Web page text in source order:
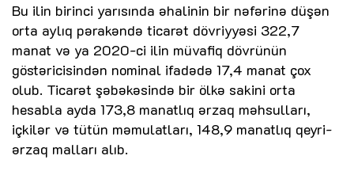
Bu ilin birinci yarısında əhalinin bir nəfərinə düşən
orta aylıq pərakəndə ticarət dövriyyəsi 322,7
manat və ya 2020-ci ilin müvafiq dövrünün
göstəricisindən nominal ifadədə 17,4 manat çox
olub. Ticarət şəbəkəsində bir ölkə sakini orta
hesabla ayda 173,8 manatlıq ərzaq məhsulları,
içkilər və tütün məmulatları, 148,9 manatlıq qeyri-
ərzaq malları alıb.